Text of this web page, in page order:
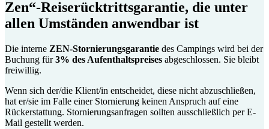
Zen“-Reiserücktrittsgarantie, die unter
allen Umständen anwendbar ist
Die interne ZEN-Stornierungsgarantie des Campings wird bei der
Buchung für3% des Aufenthaltspreises abgeschlossen. Sie bleibt
freiwillig.
Wenn sich der/die Klient/in entscheidet, diese nicht abzuschließen,
hat er/sie im Falle einer Stornierung keinen Anspruch auf eine
Rückerstattung. Stornierungsanfragen sollten ausschließlich per E-
Mail gestellt werden.